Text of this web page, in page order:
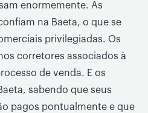
enormemente. As
na Baeta, o que se
privilegiadas. Os
corretores associados à
de venda. E os
sabendo que seus
pagos pontualmente e que